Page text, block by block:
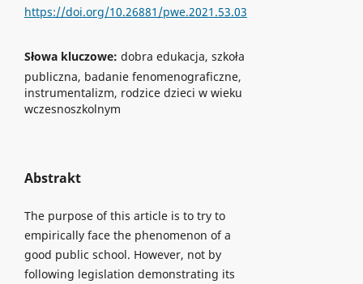
https://doi.org/10.26881/pwe.2021.53.03
Słowa kluczowe: dobra edukacja, szkoła
publiczna, badanie fenomenograficzne,
instrumentalizm, rodzice dzieci w wieku
wczesnoszkolnym
Abstrakt
The purpose of this article is to try to
empirically face the phenomenon of a
good public school. However, not by
following legislation demonstrating its